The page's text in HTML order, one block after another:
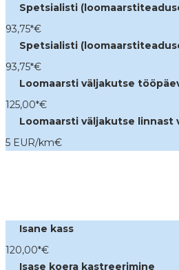
Spetsialisti
93,75*€
Spetsialisti
93,75*€
Loomaarsti väljakutse
125,00*€
Loomaarsti väljakutse linnast
5 EUR/km€
Isane kass
120,00*€
Isase koera kastreerimine